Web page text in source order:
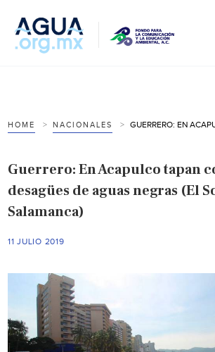
HOME NACIONALES
Guerrero: En Acapulco tapan
desagües de aguas negras (El
Salamanca)
11 JULIO 2019